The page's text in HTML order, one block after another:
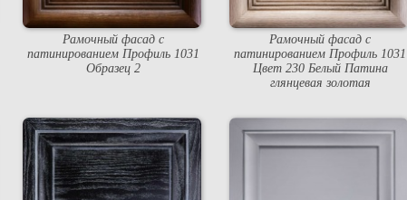
Рамочный фасад с
патинированием Профиль 1031
Образец 2
Рамочный фасад с
патинированием Профиль 1031
Цвет 230 Белый Патина
глянцевая золотая